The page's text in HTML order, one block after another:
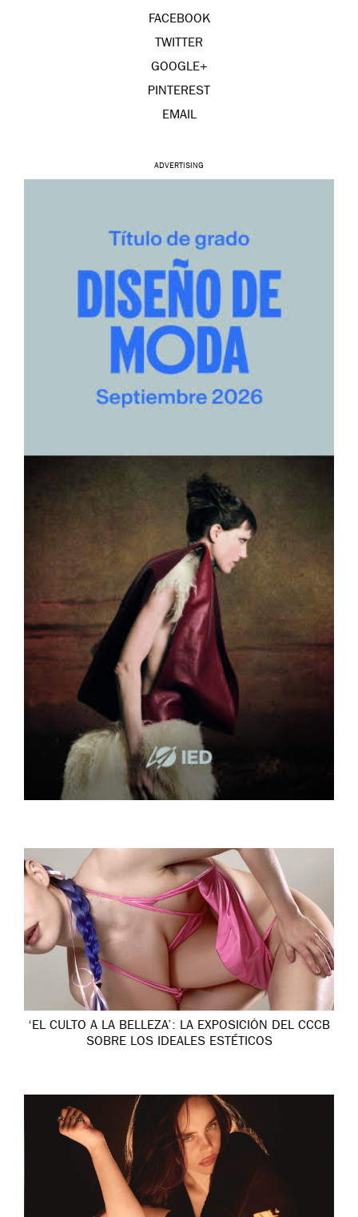
FACEBOOK
TWITTER
GOOGLE+
PINTEREST
EMAIL
ADVERTISING
‘EL CULTO A LA BELLEZA’: LA EXPOSICIÓN DEL CCCB
SOBRE LOS IDEALES ESTÉTICOS